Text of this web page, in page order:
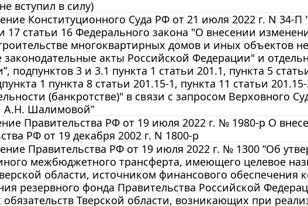
вступил в силу)
Конституционного Суда РФ от 21 июля 2022 г. N 34-
17 статьи 16 Федерального закона "О внесении
многоквартирных домов и иных объектов
законодательные акты Российской Федерации" и
подпунктов 3 и 3.1 пункта 1 статьи 201.1, пункта 5
1 пункта 8 статьи 201.15-1, пункта 11 статьи
(банкротстве)" в связи с запросом Верховного
А.Н. Шалимовой”
Правительства РФ от 19 июля 2022 г. № 1980-р О
РФ от 19 декабря 2002 г. N 1800-р
Правительства РФ от 19 июля 2022 г. № 1300 “Об
межбюджетного трансферта, имеющего целевое
области, источником финансового обеспечения
резервного фонда Правительства Российской
обязательств Тверской области, возникающих при